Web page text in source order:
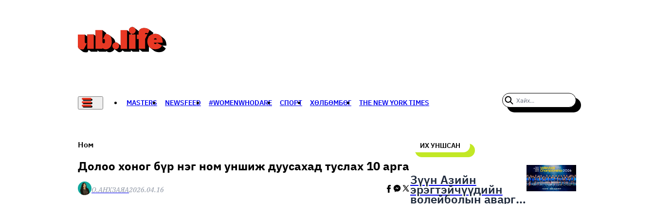
MASTERS NEWSFEED #WOMENWHODARE СПОРТ ХӨЛБӨМБӨГ THE NEW YORK TIMES
Ном
Долоо хоног бүр нэг ном уншиж дуусахад туслах 10 арга
О.АНХЗАЯА2026.04.16
ИХ УНШСАН
Зүүн Азийн
эрэгтэйчүүдийн
волейболын аварга
шалгаруулах